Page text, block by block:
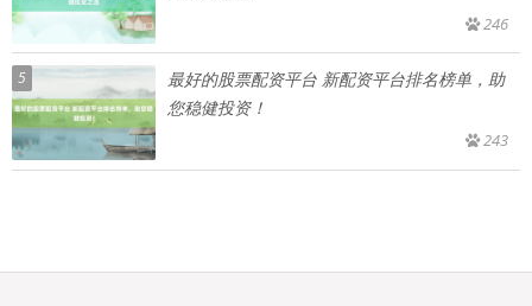
246
5
最好的股票配资平台 新配资平台排名榜单，助
您稳健投资！
243